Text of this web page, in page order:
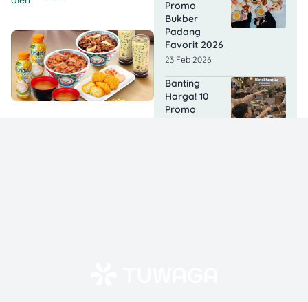
Promo
Bukber
Padang
Favorit 2026
23 Feb 2026
Banting
Harga! 10
Promo